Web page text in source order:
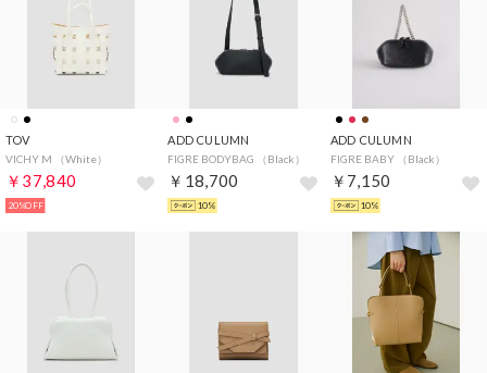
TOV
VICHY M （White）
￥37,840
20%OFF
ADD CULUMN
FIGRE BODYBAG （Black）
￥18,700
10%
ADD CULUMN
FIGRE BABY （Black）
￥7,150
10%